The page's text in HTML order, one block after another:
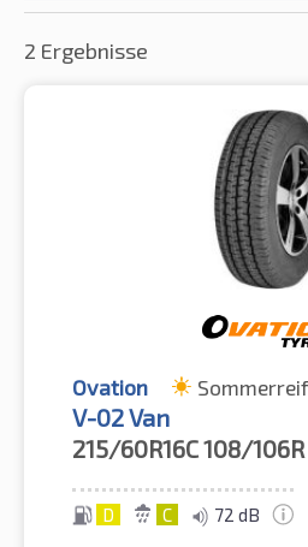
2 Ergebnisse
Ovation
V-02 Van
215/60R16C108/106R
D C 72 dB